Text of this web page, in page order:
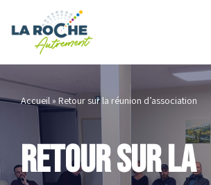
Aller
Accueil» Retour sur la réunion d’association
Retour sur la